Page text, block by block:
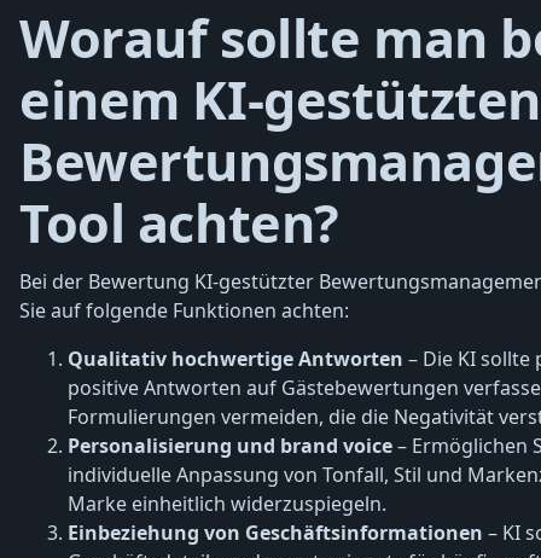
Worauf sollte man
einem KI-gestützten
Tool achten?
Bei der Bewertung KI-gestützter
Sie auf folgende Funktionen achten:
Qualitativ hochwertige Antworten – Die KI sollte
positive Antworten auf Gästebewertungen
Formulierungen vermeiden, die die Negativität
Personalisierung und brand voice– Ermöglichen
individuelle Anpassung von Tonfall, Stil und
Marke einheitlich widerzuspiegeln.
Einbeziehung von Geschäftsinformationen – KI